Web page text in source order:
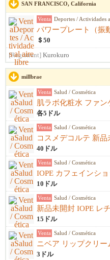
SAN FRANCISCO, California
Venta Deportes / Actividades
パワープレート（振
＄50
[Registrant] Kurokuro
millbrae
Venta Salud / Cosmética
肌ラボ化粧水 ファ
各5ドル
Venta Salud / Cosmética
コスメデコルテ 新
40ドル
Venta Salud / Cosmética
10ドル
Venta Salud / Cosmética
15ドル
Venta Salud / Cosmética
ニベア リップクリー
3ドル